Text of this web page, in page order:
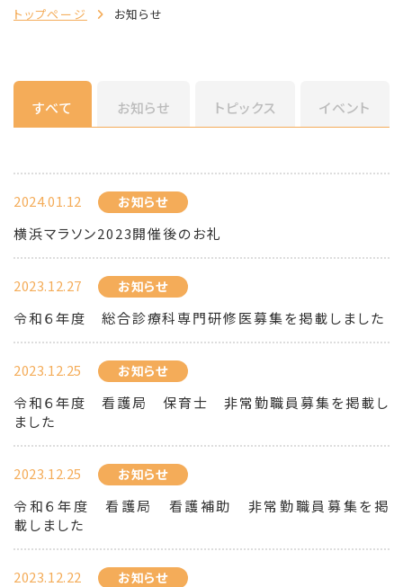
トップページ お知らせ
すべて お知らせ トピックス イベント
2024.01.12 お知らせ
横浜マラソン2023開催後のお礼
2023.12.27 お知らせ
令和６年度 総合診療科専門研修医募集を掲載しました
2023.12.25 お知らせ
令和６年度 看護局 保育士 非常勤職員募集を掲載し
ました
2023.12.25 お知らせ
令和６年度 看護局 看護補助 非常勤職員募集を掲
載しました
2023.12.22 お知らせ